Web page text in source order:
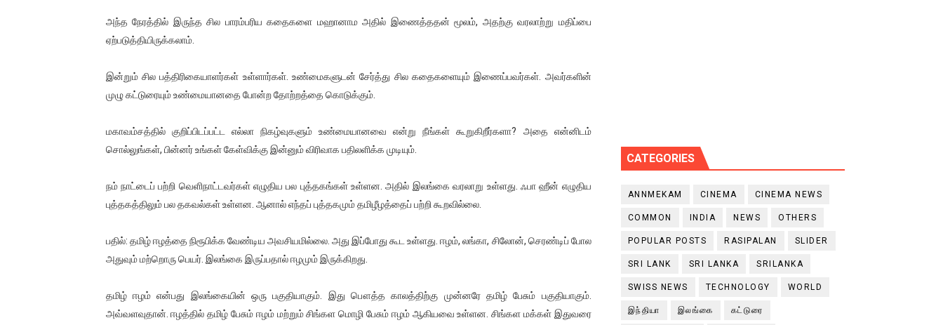
அந்த நேரத்தில் இருந்த சில பாரம்பரிய கதைகளை மஹானாம அதில் இணைத்ததன் மூலம், அதற்கு வரலாற்று மதிப்பை
ஏற்படுத்தியிருக்கலாம்.
இன்றும் சில பத்திரிகையாளர்கள் உள்ளார்கள். உண்மைகளுடன் சேர்த்து சில கதைகளையும் இணைப்பவர்கள். அவர்களின்
முழு கட்டுரையும் உண்மையானதை போன்ற தோற்றத்தை கொடுக்கும்.
மகாவம்சத்தில் குறிப்பிடப்பட்ட எல்லா நிகழ்வுகளும் உண்மையானவை என்று நீங்கள் கூறுகிறீர்களா? அதை என்னிடம்
சொல்லுங்கள், பின்னர் உங்கள் கேள்விக்கு இன்னும் விரிவாக பதிலளிக்க முடியும்.
நம் நாட்டைப் பற்றி வெளிநாட்டவர்கள் எழுதிய பல புத்தகங்கள் உள்ளன. அதில் இலங்கை வரலாறு உள்ளது. ஃபா ஹீன் எழுதிய
புத்தகத்திலும் பல தகவல்கள் உள்ளன. ஆனால் எந்தப் புத்தகமும் தமிழீழத்தைப் பற்றி கூறவில்லை.
பதில்: தமிழ் ஈழத்தை நிரூபிக்க வேண்டிய அவசியமில்லை. அது இப்போது கூட உள்ளது. ஈழம், லங்கா, சிலோன், செரண்டிப் போல
அதுவும் மற்றொரு பெயர். இலங்கை இருப்பதால் ஈழமும் இருக்கிறது.
தமிழ் ஈழம் என்பது இலங்கையின் ஒரு பகுதியாகும். இது பௌத்த காலத்திற்கு முன்னரே தமிழ் பேசும் பகுதியாகும்.
அவ்வளவுதான். ஈழத்தில் தமிழ் பேசும் ஈழம் மற்றும் சிங்கள மொழி பேசும் ஈழம் ஆகியவை உள்ளன. சிங்கள மக்கள் இதுவரை
CATEGORIES
ANNMEKAM CINEMA CINEMA NEWS
COMMON INDIA NEWS OTHERS
POPULAR POSTS RASIPALAN SLIDER
SRI LANK SRI LANKA SRILANKA
SWISS NEWS TECHNOLOGY WORLD
இந்தியா இலங்கை கட்டுரை